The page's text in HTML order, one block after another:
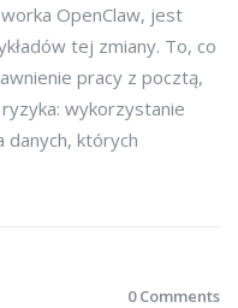
OpenClaw, jest
tej zmiany. To, co
pracy z pocztą,
wykorzystanie
danych, których
0 Comments